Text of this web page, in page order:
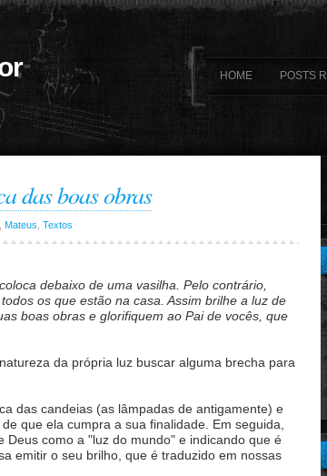
HOME POSTS
das boas obras
Mateus Textos
debaixo de uma vasilha. Pelo contrário,
os que estão na casa. Assim brilhe a luz de
boas obras e glorifiquem ao Pai de vocês, que
da própria luz buscar alguma brecha para
das candeias (as lâmpadas de antigamente) e
que ela cumpra a sua finalidade. Em seguida,
como a "luz do mundo" e indicando que é
emitir o seu brilho, que é traduzido em nossas